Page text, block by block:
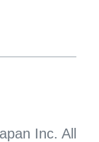
Inc. All